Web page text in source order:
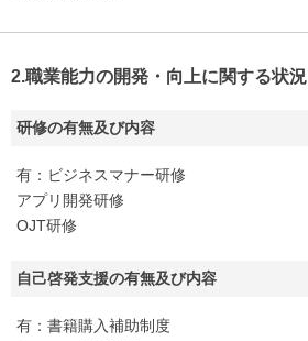
2.職業能力の開発・向上に関する状況
研修の有無及び内容
有：ビジネスマナー研修
アプリ開発研修
OJT研修
自己啓発支援の有無及び内容
有：書籍購入補助制度